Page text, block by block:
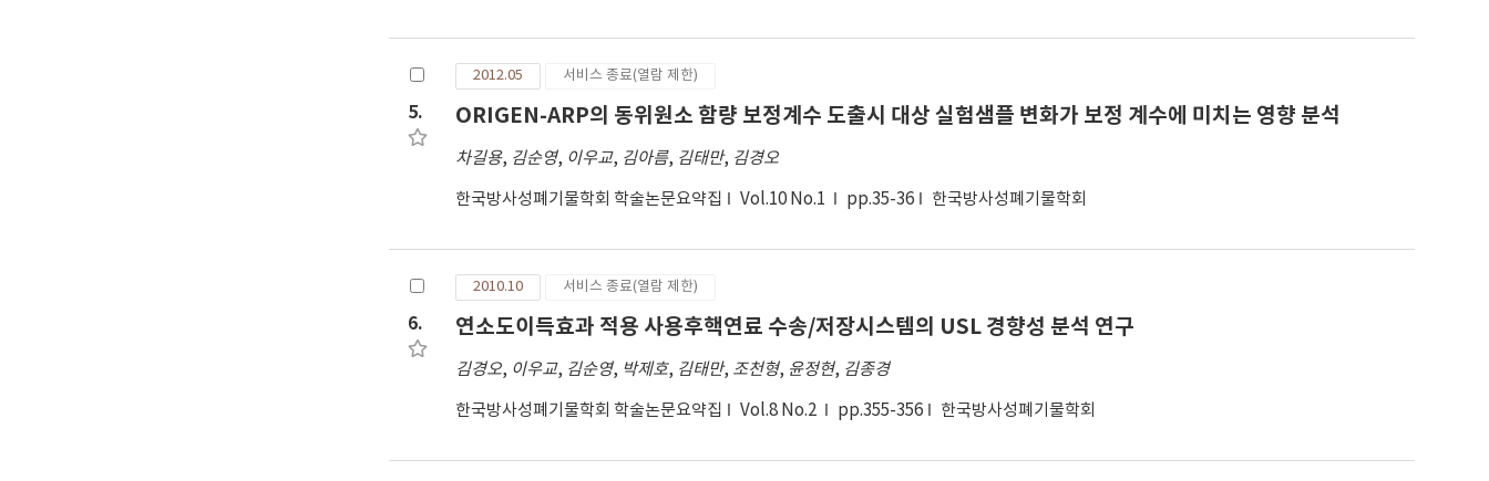
5.
2012.05 서비스 종료(열람 제한)
ORIGEN-ARP의 동위원소 함량 보정계수 도출시 대상 실험샘플 변화가 보정 계수에 미치는 영향 분석
차길용, 김순영, 이우교, 김아름, 김태만, 김경오
한국방사성폐기물학회 학술논문요약집 Vol.10 No.1 pp.35-36 한국방사성폐기물학회
6.
2010.10 서비스 종료(열람 제한)
연소도이득효과 적용 사용후핵연료 수송/저장시스템의 USL 경향성 분석 연구
김경오, 이우교, 김순영, 박제호, 김태만, 조천형, 윤정현, 김종경
한국방사성폐기물학회 학술논문요약집 Vol.8 No.2 pp.355-356 한국방사성폐기물학회